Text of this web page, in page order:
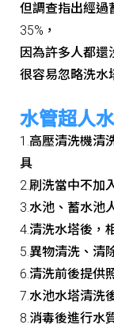
但調查指出經過
35%，
因為許多人都還
很容易忽略洗水
水管超人
1.高壓清洗機清
具
2.刷洗當中不加
3.水池、蓄水池
4.清洗水塔後，
5.異物清洗、清
6.清洗前後提供
7.水池水塔清洗
8.消毒後進行水